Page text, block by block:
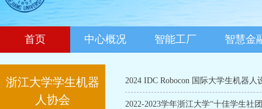
首页 中心概况 智能工厂 智慧金
浙江大学学生机器
人协会
2024 IDC Robocon 国际大学生机器人
2022-2023学年浙江大学“十佳学生社